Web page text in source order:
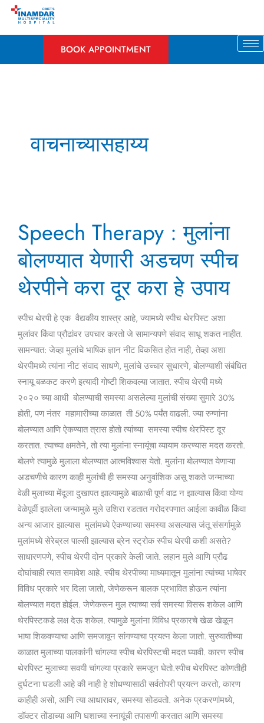
Skip
BOOK APPOINTMENT
वाचनाच्यासहाय्य
Speech Therapy : मुलांना
बोलण्यात येणारी अडचण स्पीच
थेरपीने करा दूर करा हे उपाय
स्पीच थेरपी हे एक वैद्यकीय शास्त्र आहे, ज्यामध्ये स्पीच थेरपिस्ट अशा
मुलांवर किंवा प्रौढांवर उपचार करतो जे सामान्यपणे संवाद साधू शकत नाहीत.
सामन्यात: जेव्हा मुलांचे भाषिक ज्ञान नीट विकसित होत नाही, तेव्हा अशा
थेरपीमध्ये त्यांना नीट संवाद साधणे, मुलांचे उच्चार सुधारणे, बोलण्याशी संबंधित
स्नायू बळकट करणे इत्यादी गोष्टी शिकवल्या जातात. स्पीच थेरपी मध्ये
२०२० च्या आधी बोलण्याची समस्या असलेल्या मुलांची संख्या सुमारे 30%
होती, पण नंतर महामारीच्या काळात ती 50% पर्यंत वाढली. ज्या रुग्णांना
बोलण्यात आणि ऐकण्यात त्रास होतो त्यांच्या समस्या स्पीच थेरपिस्ट दूर
करतात. त्याच्या क्षमतेने, तो त्या मुलांना स्नायूंचा व्यायाम करण्यास मदत करतो.
बोलणे त्यामुळे मुलाला बोलण्यात आत्मविश्वास येतो. मुलांना बोलण्यात येणाऱ्या
अडचणीचे कारण काही मुलांची ही समस्या अनुवांशिक असू शकते जन्माच्या
वेळी मुलाच्या मेंदूला दुखापत झाल्यामुळे बाळाची पूर्ण वाढ न झाल्यास किंवा योग्य
वेळेपूर्वी झालेला जन्मामुळे मुले उशिरा रडतात गरोदरपणात आईला कावीळ किंवा
अन्य आजार झाल्यास मुलांमध्ये ऐकण्याच्या समस्या असल्यास जंतू संसर्गामुळे
मुलांमध्ये सेरेब्रल पाल्सी झाल्यास ब्रेन स्ट्रोक स्पीच थेरपी कशी असते?
साधारणपणे, स्पीच थेरपी दोन प्रकारे केली जाते. लहान मुले आणि प्रौढ
दोघांचाही त्यात समावेश आहे. स्पीच थेरपीच्या माध्यमातून मुलांना त्यांच्या भाषेवर
विविध प्रकारे भर दिला जातो, जेणेकरून बालक प्रभावित होऊन त्यांना
बोलण्यात मदत होईल. जेणेकरून मुल त्याच्या सर्व समस्या विसरू शकेल आणि
थेरपिस्टकडे लक्ष देऊ शकेल. त्यामुळे मुलांना विविध प्रकारचे खेळ खेळून
भाषा शिकवण्याचा आणि समजावून सांगण्याचा प्रयत्न केला जातो. सुरुवातीच्या
काळात मुलाच्या पालकांनी चांगल्या स्पीच थेरपिस्टची मदत घ्यावी. कारण स्पीच
थेरपिस्ट मुलाच्या सवयी चांगल्या प्रकारे समजून घेतो.स्पीच थेरपिस्ट कोणतीही
दुर्घटना घडली आहे की नाही हे शोधण्यासाठी सर्वतोपरी प्रयत्न करतो, कारण
काहीही असो, आणि त्या आधारावर, समस्या सोडवतो. अनेक प्रकरणांमध्ये,
डॉक्टर तोंडाच्या आणि घशाच्या स्नायूंची तपासणी करतात आणि समस्या
Therapy
मुलांना
बोलण्यात
येणारी
स्पीच
थेरपीने
करा
दूर
करा
हे
उपाय